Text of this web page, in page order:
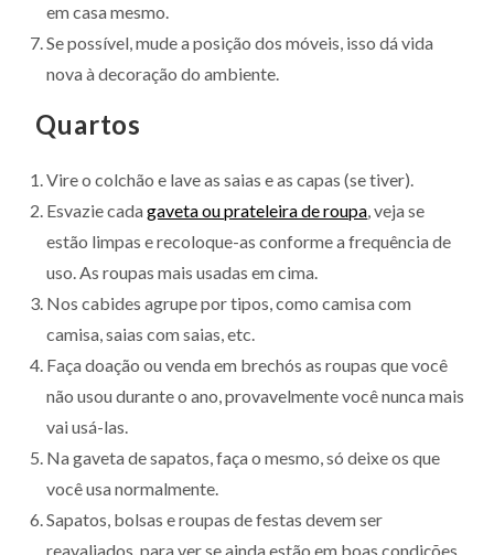
em casa mesmo.
Se possível, mude a posição dos móveis, isso dá vida
nova à decoração do ambiente.
Quartos
Vire o colchão e lave as saias e as capas (se tiver).
Esvazie cadagaveta ou prateleira de roupa, veja se
estão limpas e recoloque-as conforme a frequência de
uso. As roupas mais usadas em cima.
Nos cabides agrupe por tipos, como camisa com
camisa, saias com saias, etc.
Faça doação ou venda em brechós as roupas que você
não usou durante o ano, provavelmente você nunca mais
vai usá-las.
Na gaveta de sapatos, faça o mesmo, só deixe os que
você usa normalmente.
Sapatos, bolsas e roupas de festas devem ser
reavaliados, para ver se ainda estão em boas condições